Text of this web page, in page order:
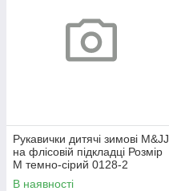
Рукавички дитячі зимові M&JJ
на флісовій підкладці Розмір
M темно-сірий 0128-2
В наявності